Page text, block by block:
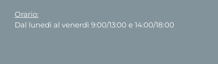
Orario:
Dal lunedì al venerdì 9:00/13:00 e 14:00/18:00